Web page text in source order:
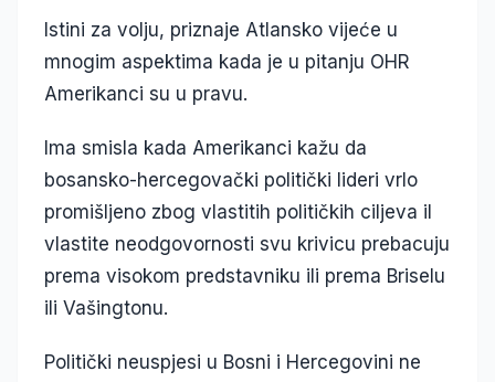
Istini za volju, priznaje Atlansko vijeće u
mnogim aspektima kada je u pitanju OHR
Amerikanci su u pravu.
Ima smisla kada Amerikanci kažu da
bosansko-hercegovački politički lideri vrlo
promišljeno zbog vlastitih političkih ciljeva il
vlastite neodgovornosti svu krivicu prebacuju
prema visokom predstavniku ili prema Briselu
ili Vašingtonu.
Politički neuspjesi u Bosni i Hercegovini ne